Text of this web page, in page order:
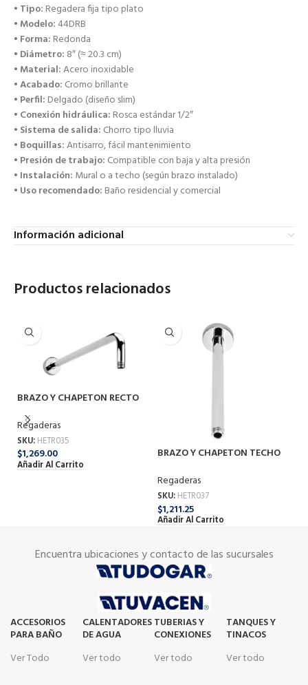
• Tipo: Regadera fija tipo plato
• Modelo: 44DRB
• Forma: Redonda
• Diámetro: 8″ (≈ 20.3 cm)
• Material:Acero inoxidable
•Acabado: Cromo brillante
• Perfil: Delgado (diseño slim)
• Conexión hidráulica: Rosca estándar 1/2″
• Sistema de salida: Chorro tipo lluvia
• Boquillas:Antisarro, fácil mantenimiento
• Presión de trabajo: Compatible con baja y alta presión
• Instalación: Mural o a techo (según brazo instalado)
• Uso recomendado: Baño residencial y comercial
Información adicional
Productos relacionados
BRAZO Y CHAPETON RECTO
CR TR-035
Regaderas
SKU: HETR035
$1,269.00
Añadir Al Carrito
BRAZO Y CHAPETON TECHO
Regaderas
SKU: HETR037
$1,211.25
Añadir Al Carrito
Encuentra ubicaciones y contacto de las sucursales
ACCESORIOS
PARA BAÑO
Ver Todo
CALENTADORES
DE AGUA
Ver todo
TUBERIAS Y
CONEXIONES
Ver todo
TANQUES Y
TINACOS
Ver todo